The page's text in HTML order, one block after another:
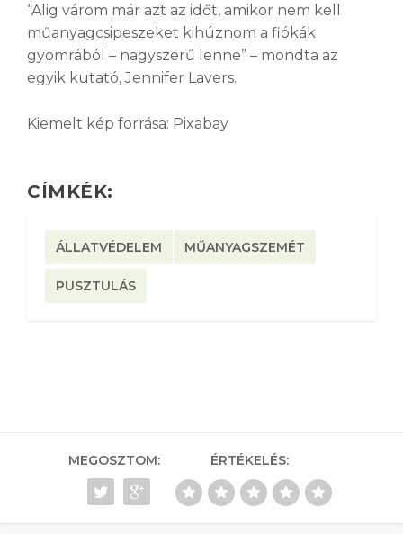
“Alig várom már azt az időt, amikor nem kell
műanyagcsipeszeket kihúznom a fiókák
gyomrából – nagyszerű lenne” – mondta az
egyik kutató, Jennifer Lavers.
Kiemelt kép forrása: Pixabay
CÍMKÉK:
ÁLLATVÉDELEM MŰANYAGSZEMÉT
PUSZTULÁS
MEGOSZTOM: ÉRTÉKELÉS: